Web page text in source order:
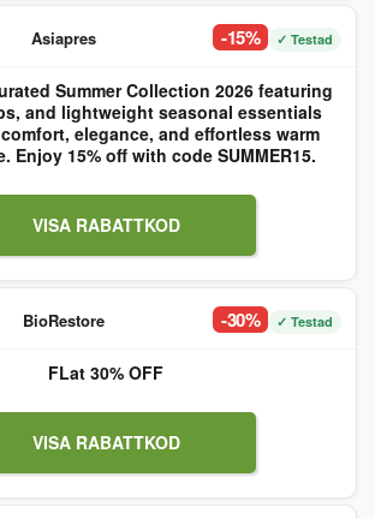
Asiapres -15% ✓ Testad
Summer Collection 2026 featuring
and lightweight seasonal essentials
elegance, and effortless warm
Enjoy 15% off with code SUMMER15.
VISA RABATTKOD
BioRestore -30% ✓ Testad
FLat 30% OFF
VISA RABATTKOD